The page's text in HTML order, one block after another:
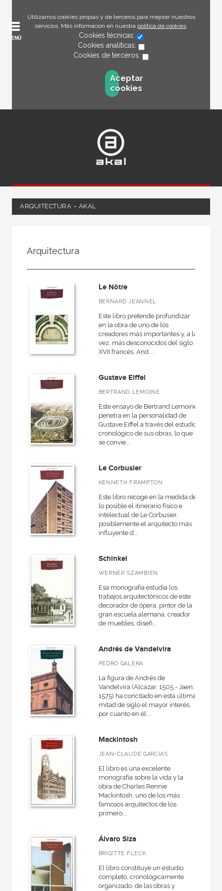
Utilizamos cookies propias y de terceros para mejorar nuestros
servicios. Más información en nuestra política de cookies.
Cookies técnicas:
Cookies analíticas:
Cookies de terceros:
Aceptar
cookies
MENÚ
ARQUITECTURA – AKAL
Ciencias humanas y sociales
Arquitectura
Historia de la arquitectura
MATERIAS
Historia de la arquitectura
España
Tecnología arquitectónica
Jardinería y paisaje
Moderna
Prehistoria
Contemporánea
VER TODAS... (12)
NUESTRAS COLECCIONES
Arquitectura
Arquitectura (textos de arquitectura)
Arte contemporáneo
Arte y estética
Diccionarios
El libro de...
Fuentes de arte
Grandes temas  Gran formato
VER TODAS... (11)
NUESTROS FORMATOS
Ebook
Papel
Arquitectura
Le Nôtre
BERNARD JEANNEL
Este libro pretende profundizar
en la obra de uno de los
creadores más importantes y, a la
vez, más desconocidos del siglo
XVII francés, And...
Gustave Eiffel
BERTRAND LEMOINE
Este ensayo de Bertrand Lemoine
penetra en la personalidad de
Gustave Eiffel a través del estudio
cronológico de sus obras, lo que
se convie...
Le Corbusier
KENNETH FRAMPTON
Este libro recoge en la medida de
lo posible el itinerario físico e
intelectual de Le Corbusier,
posiblemente el arquitecto más
influyente d...
Schinkel
WERNER SZAMBIEN
Esa monografía estudia los
trabajos arquitectónicos de este
decorador de ópera, pintor de la
gran escuela alemana, creador
de muebles, diseñ...
Andrés de Vandelvira
PEDRO GALERA
La figura de Andrés de
Vandelvira (Alcazar, 1505 - Jaen,
1575) ha concitado en esta última
mitad de siglo el mayor interés,
por cuanto en él...
Mackintosh
JEAN-CLAUDE GARCIAS
El libro es una excelente
monografía sobre la vida y la
obra de Charles Rennie
Mackintosh, uno de los más
famosos arquitectos de los
primero...
Álvaro Siza
BRIGITTE FLECK
El libro constituye un estudio
completo, cronológicamente
organizado, de las obras y